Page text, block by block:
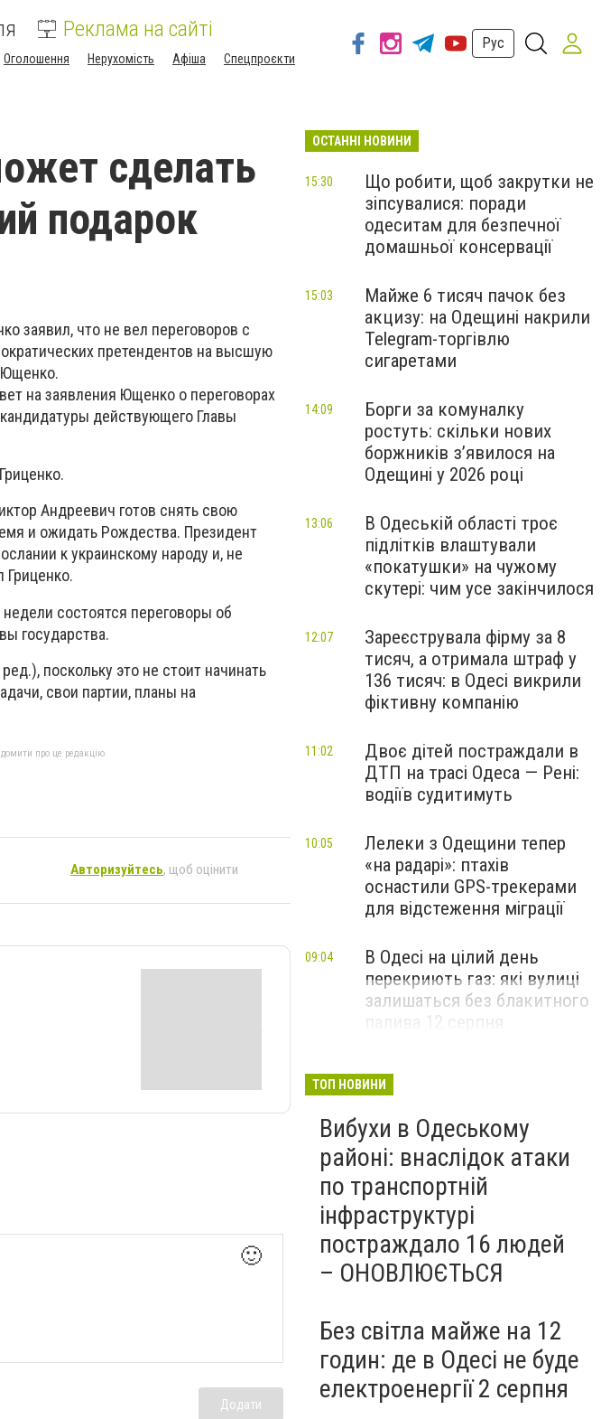
Реклама на сайті
Оголошення Нерухомість Афіша Спецпроєкти
Рус
сделать
подарок
заявил, что не вел переговоров с
претендентов на высшую
на заявления Ющенко о переговорах
действующего Главы
Андреевич готов снять свою
и ожидать Рождества. Президент
к украинскому народу и, не
состоятся переговоры об
государства.
поскольку это не стоит начинать
свои партии, планы на
про це редакцію
Авторизуйтесь, щоб оцінити
🙂
Додати
ОСТАННІ НОВИНИ
Що робити, щоб закрутки не
зіпсувалися: поради
одеситам для безпечної
домашньої консервації
15:30
Майже 6 тисяч пачок без
акцизу: на Одещині накрили
Telegram-торгівлю
сигаретами
15:03
Борги за комуналку
ростуть: скільки нових
боржників з’явилося на
Одещині у 2026 році
14:09
В Одеській області троє
підлітків влаштували
«покатушки» на чужому
скутері: чим усе закінчилося
13:06
Зареєструвала фірму за 8
тисяч, а отримала штраф у
136 тисяч: в Одесі викрили
фіктивну компанію
12:07
Двоє дітей постраждали в
ДТП на трасі Одеса — Рені:
водіїв судитимуть
11:02
Лелеки з Одещини тепер
«на радарі»: птахів
оснастили GPS-трекерами
для відстеження міграції
10:05
В Одесі на цілий день
перекриють газ: які вулиці
залишаться без блакитного
палива 12 серпня
09:04
ТОП НОВИНИ
Вибухи в Одеському
районі: внаслідок атаки
по транспортній
інфраструктурі
постраждало 16 людей
– ОНОВЛЮЄТЬСЯ
Без світла майже на 12
годин: де в Одесі не буде
електроенергії 2 серпня